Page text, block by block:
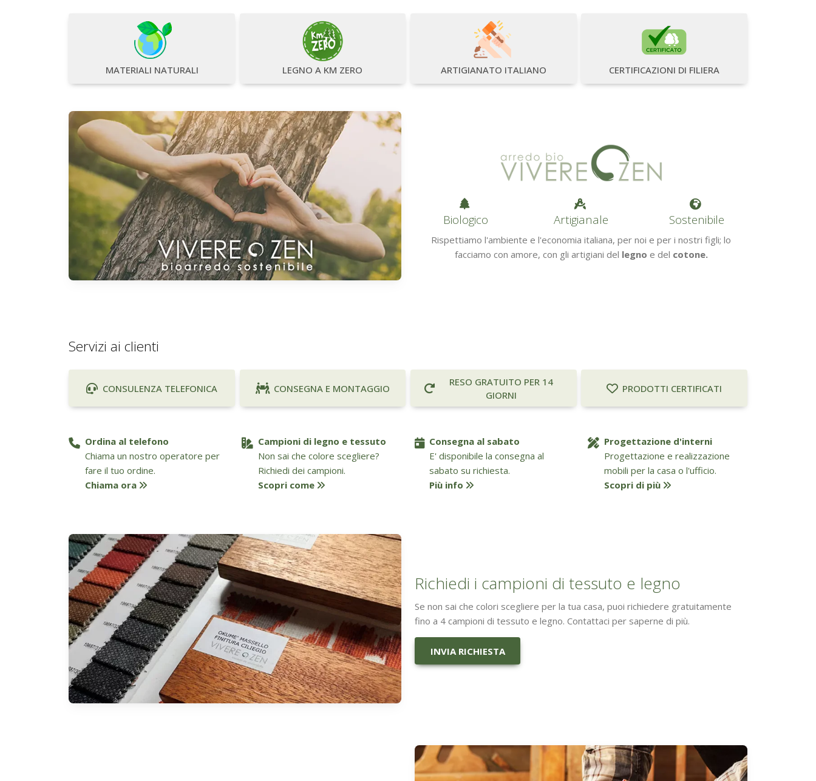
MATERIALI NATURALI LEGNO A KM ZERO ARTIGIANATO ITALIANO CERTIFICAZIONI DI FILIERA
Biologico Artigianale Sostenibile
Rispettiamo l'ambiente e l'economia italiana, per noi e per i nostri figli; lo
facciamo con amore, con gli artigiani del legno e del cotone.
Servizi ai clienti
CONSULENZA TELEFONICA CONSEGNA E MONTAGGIO
RESO GRATUITO PER 14
GIORNI
PRODOTTI CERTIFICATI
Ordina al telefono
Chiama un nostro operatore per
fare il tuo ordine.
Chiama ora
Campioni di legno e tessuto
Non sai che colore scegliere?
Richiedi dei campioni.
Scopri come
Consegna al sabato
E' disponibile la consegna al
sabato su richiesta.
Più info
Progettazione d'interni
Progettazione e realizzazione
mobili per la casa o l'ufficio.
Scopri di più
Richiedi i campioni di tessuto e legno
Se non sai che colori scegliere per la tua casa, puoi richiedere gratuitamente
fino a 4 campioni di tessuto e legno. Contattaci per saperne di più.
INVIA RICHIESTA